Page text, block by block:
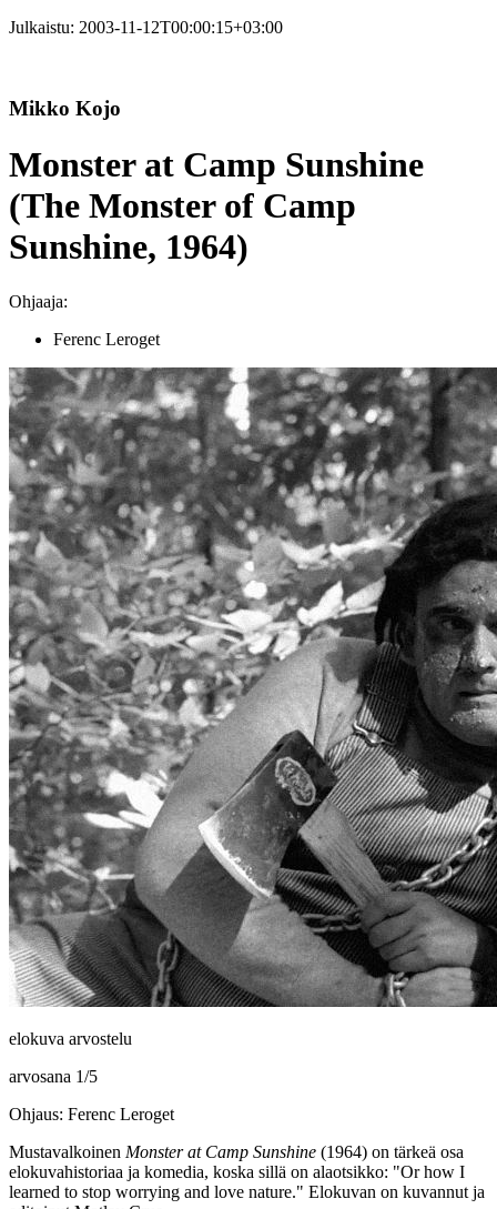
Julkaistu: 2003-11-12T00:00:15+03:00
Mikko Kojo
Monster at Camp Sunshine
(The Monster of Camp
Sunshine, 1964)
Ohjaaja:
Ferenc Leroget
elokuva arvostelu
arvosana 1/5
Ohjaus: Ferenc Leroget
Mustavalkoinen Monster at Camp Sunshine (1964) on tärkeä osa
elokuvahistoriaa ja komedia, koska sillä on alaotsikko: "Or how I
learned to stop worrying and love nature." Elokuvan on kuvannut ja